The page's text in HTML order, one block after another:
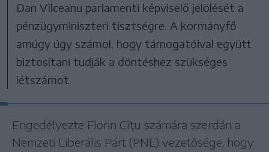
Dan Vîlceanu parlamenti képviselő jelölését a
pénzügyminiszteri tisztségre. A kormányfő
amúgy úgy számol, hogy támogatóival együtt
biztosítani tudják a döntéshez szükséges
létszámot.
Engedélyezte Florin Cîţu számára szerdán a
Nemzeti Liberális Párt (PNL) vezetősége, hogy